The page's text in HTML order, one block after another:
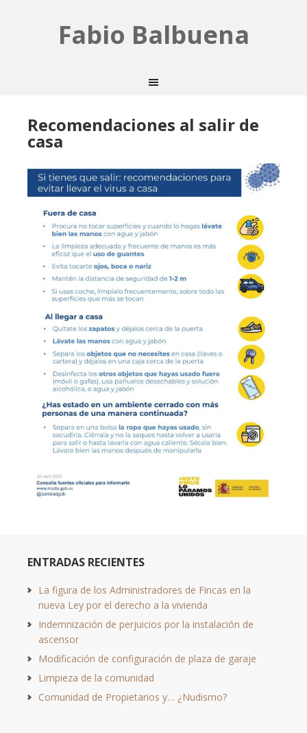
Fabio Balbuena
Recomendaciones al salir de
casa
ENTRADAS RECIENTES
La figura de los Administradores de Fincas en la
nueva Ley por el derecho a la vivienda
Indemnización de perjuicios por la instalación de
ascensor
Modificación de configuración de plaza de garaje
Limpieza de la comunidad
Comunidad de Propietarios y… ¿Nudismo?